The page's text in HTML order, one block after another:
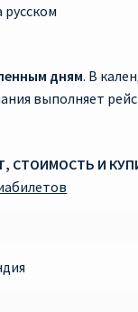
дням. В
выполняет
СТОИМОСТЬ И